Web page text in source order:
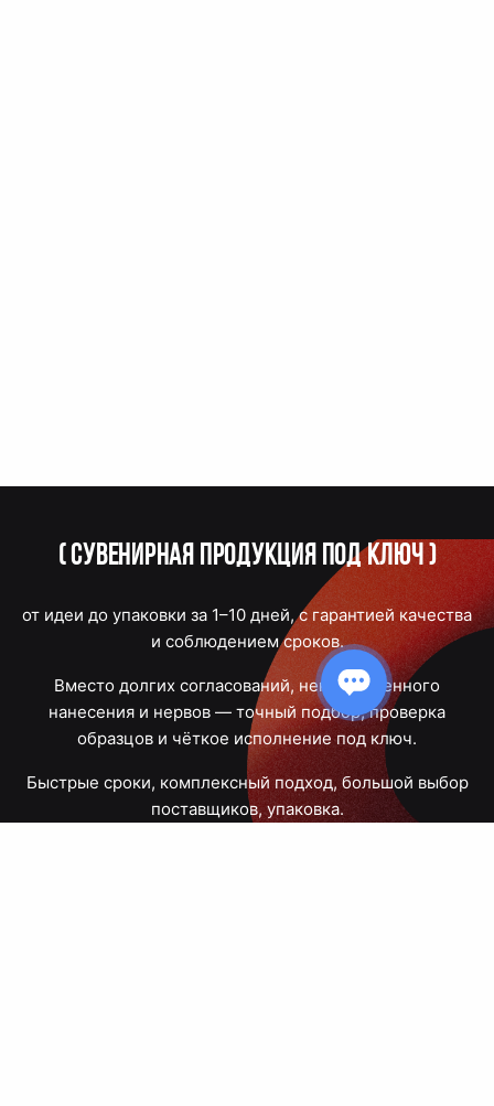
(Сувенирная продукция под ключ)
от идеи до упаковки за 1–10 дней, с гарантией качества
и соблюдением сроков.
Вместо долгих согласований, некачественного
нанесения и нервов — точный подбор, проверка
образцов и чёткое исполнение под ключ.
Быстрые сроки, комплексный подход, большой выбор
поставщиков, упаковка.